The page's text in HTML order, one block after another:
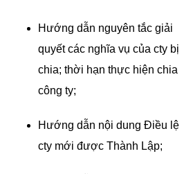
Hướng dẫn nguyên tắc giải
quyết các nghĩa vụ của cty bị
chia; thời hạn thực hiện chia
công ty;
Hướng dẫn nội dung Điều lệ
cty mới được Thành Lập;